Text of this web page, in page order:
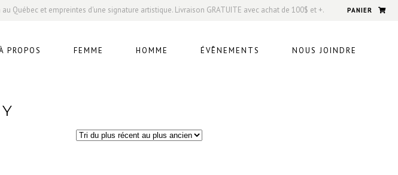
Québec et empreintes d'une signature artistique. Livraison GRATUITE avec achat de 100$ et +. PANIER
PROPOS FEMME HOMME ÉVÊNEMENTS NOUS JOINDRE